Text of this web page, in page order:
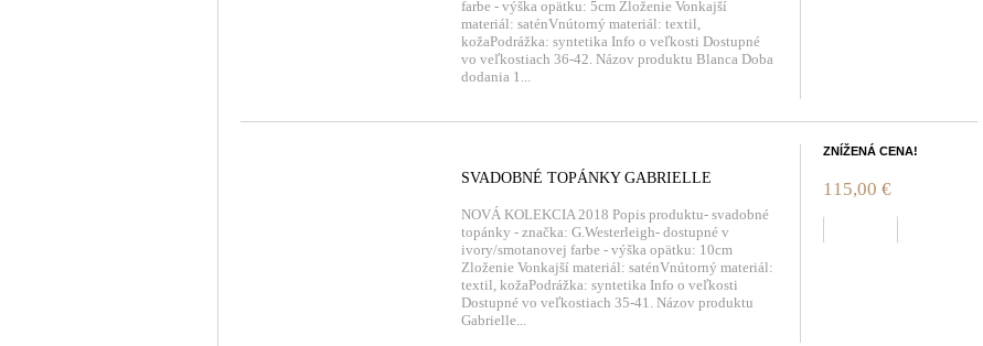
farbe - výška opätku: 5cm Zloženie Vonkajší
materiál: saténVnútorný materiál: textil,
kožaPodrážka: syntetika Info o veľkosti Dostupné
vo veľkostiach 36-42. Názov produktu Blanca Doba
dodania 1...
SVADOBNÉ TOPÁNKY GABRIELLE
NOVÁ KOLEKCIA 2018 Popis produktu- svadobné
topánky - značka: G.Westerleigh- dostupné v
ivory/smotanovej farbe - výška opätku: 10cm
Zloženie Vonkajší materiál: saténVnútorný materiál:
textil, kožaPodrážka: syntetika Info o veľkosti
Dostupné vo veľkostiach 35-41. Názov produktu
Gabrielle...
ZNÍŽENÁ CENA!
115,00 €